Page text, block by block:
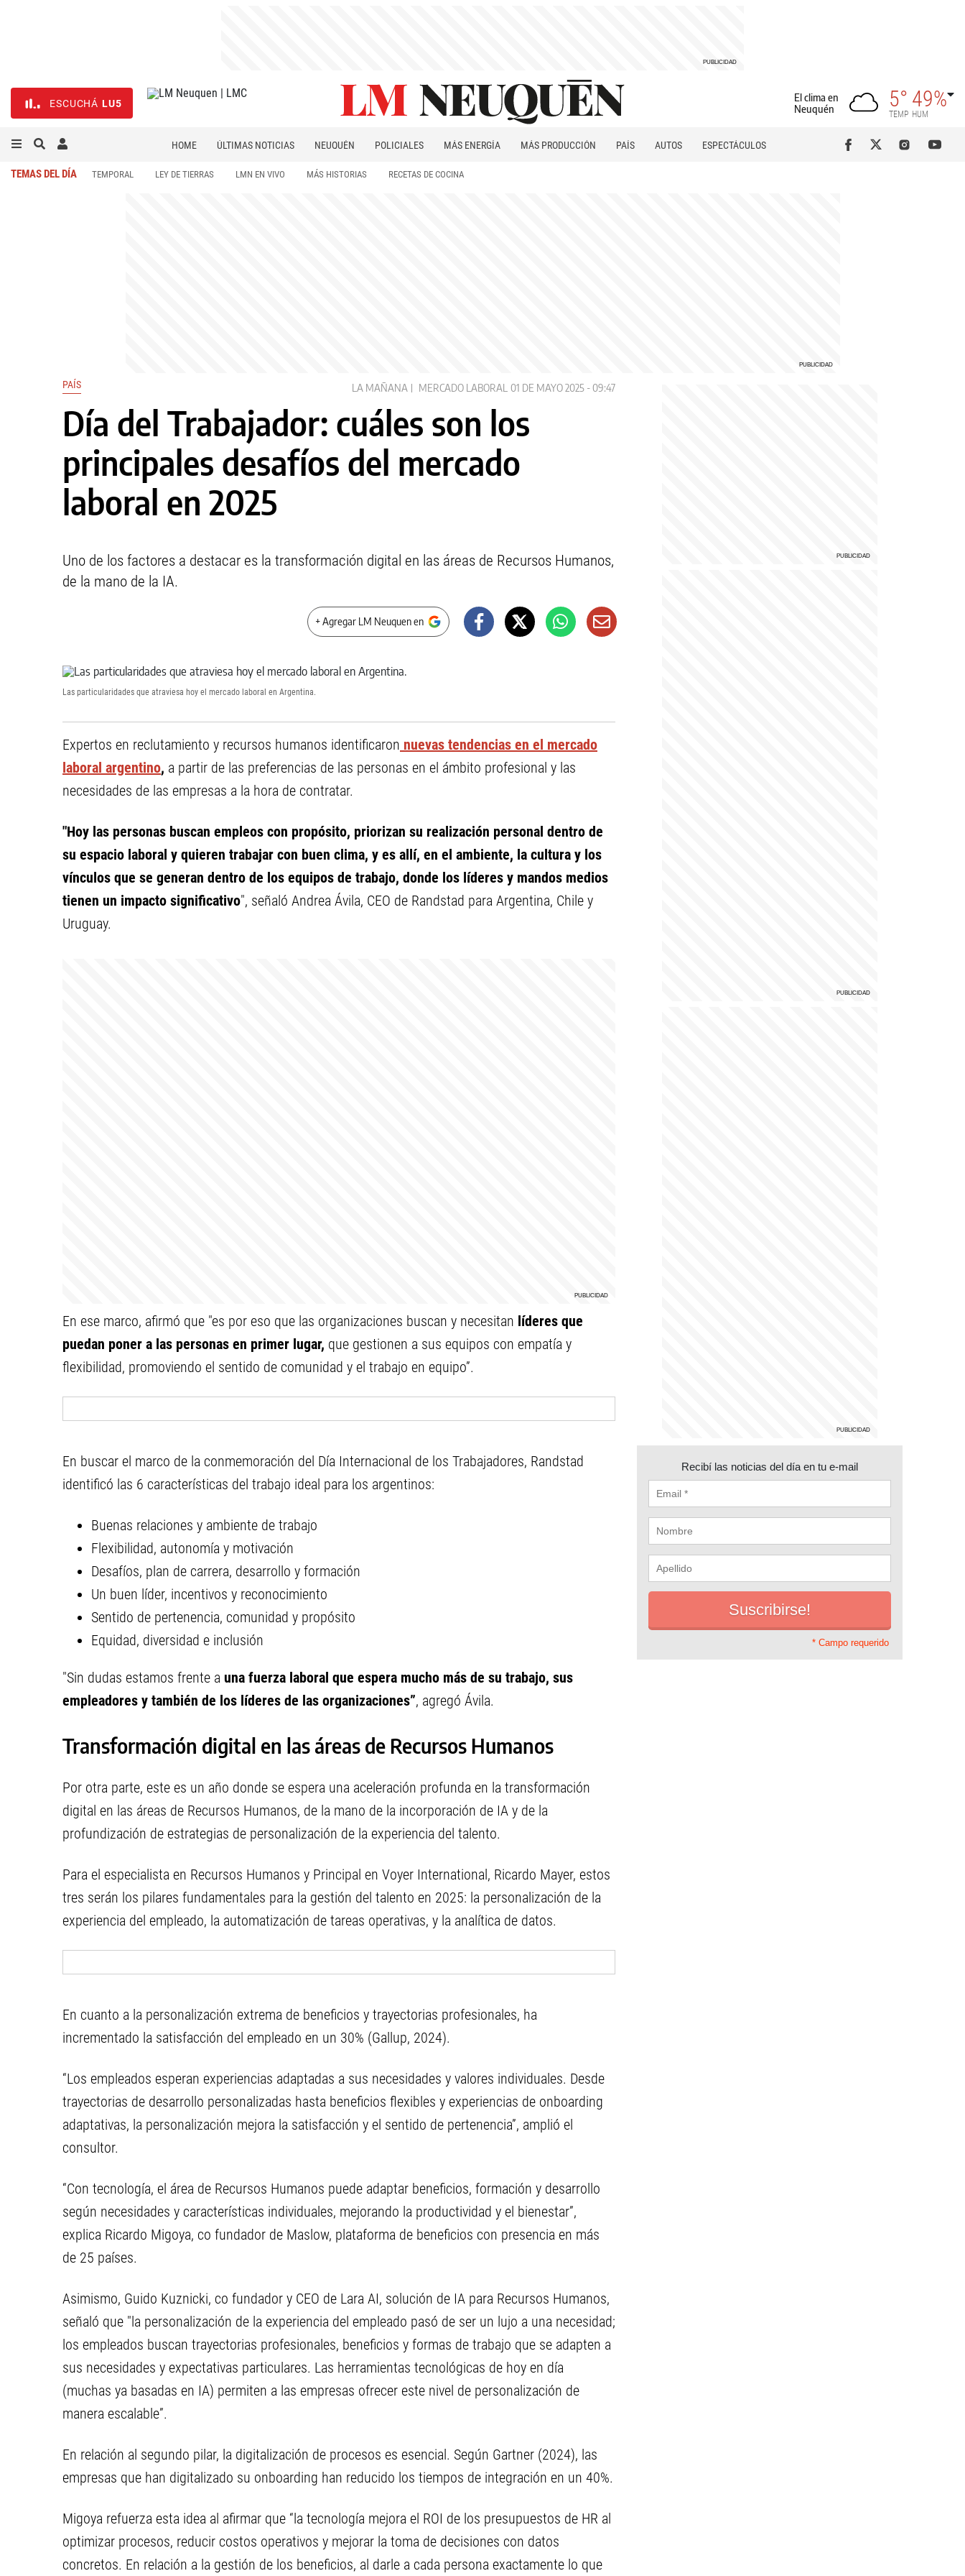
ESCUCHÁ LU5
El clima en
Neuquén
5°
TEMP
49%
HUM
HOME ÚLTIMAS NOTICIAS NEUQUÉN POLICIALES MÁS ENERGÍA MÁS PRODUCCIÓN PAÍS AUTOS
ESPECTÁCULOS
TEMAS DEL DÍA TEMPORAL LEY DE TIERRAS LMN EN VIVO MÁS HISTORIAS RECETAS DE COCINA
PAÍS LA MAÑANA MERCADO LABORAL 01 DE MAYO 2025 - 09:47
Día del Trabajador: cuáles son los
principales desafíos del mercado
laboral en 2025
Uno de los factores a destacar es la transformación digital en las áreas de Recursos Humanos,
de la mano de la IA.
+ Agregar LM Neuquen en
Las particularidades que atraviesa hoy el mercado laboral en Argentina.
Expertos en reclutamiento y recursos humanos identificaron nuevas tendencias en el mercado
laboral argentino, a partir de las preferencias de las personas en el ámbito profesional y las
necesidades de las empresas a la hora de contratar.
"Hoy las personas buscan empleos con propósito, priorizan su realización personal dentro de
su espacio laboral y quieren trabajar con buen clima, y es allí, en el ambiente, la cultura y los
vínculos que se generan dentro de los equipos de trabajo, donde los líderes y mandos medios
tienen un impacto significativo", señaló Andrea Ávila, CEO de Randstad para Argentina, Chile y
Uruguay.
En ese marco, afirmó que "es por eso que las organizaciones buscan y necesitan líderes que
puedan poner a las personas en primer lugar, que gestionen a sus equipos con empatía y
flexibilidad, promoviendo el sentido de comunidad y el trabajo en equipo”.
En buscar el marco de la conmemoración del Día Internacional de los Trabajadores, Randstad
identificó las 6 características del trabajo ideal para los argentinos:
Buenas relaciones y ambiente de trabajo
Flexibilidad, autonomía y motivación
Desafíos, plan de carrera, desarrollo y formación
Un buen líder, incentivos y reconocimiento
Sentido de pertenencia, comunidad y propósito
Equidad, diversidad e inclusión
"Sin dudas estamos frente a una fuerza laboral que espera mucho más de su trabajo, sus
empleadores y también de los líderes de las organizaciones”, agregó Ávila.
Transformación digital en las áreas de Recursos Humanos
Por otra parte, este es un año donde se espera una aceleración profunda en la transformación
digital en las áreas de Recursos Humanos, de la mano de la incorporación de IA y de la
profundización de estrategias de personalización de la experiencia del talento.
Para el especialista en Recursos Humanos y Principal en Voyer International, Ricardo Mayer, estos
tres serán los pilares fundamentales para la gestión del talento en 2025: la personalización de la
experiencia del empleado, la automatización de tareas operativas, y la analítica de datos.
En cuanto a la personalización extrema de beneficios y trayectorias profesionales, ha
incrementado la satisfacción del empleado en un 30% (Gallup, 2024).
“Los empleados esperan experiencias adaptadas a sus necesidades y valores individuales. Desde
trayectorias de desarrollo personalizadas hasta beneficios flexibles y experiencias de onboarding
adaptativas, la personalización mejora la satisfacción y el sentido de pertenencia”, amplió el
consultor.
“Con tecnología, el área de Recursos Humanos puede adaptar beneficios, formación y desarrollo
según necesidades y características individuales, mejorando la productividad y el bienestar”,
explica Ricardo Migoya, co fundador de Maslow, plataforma de beneficios con presencia en más
de 25 países.
Asimismo, Guido Kuznicki, co fundador y CEO de Lara AI, solución de IA para Recursos Humanos,
señaló que "la personalización de la experiencia del empleado pasó de ser un lujo a una necesidad;
los empleados buscan trayectorias profesionales, beneficios y formas de trabajo que se adapten a
sus necesidades y expectativas particulares. Las herramientas tecnológicas de hoy en día
(muchas ya basadas en IA) permiten a las empresas ofrecer este nivel de personalización de
manera escalable”.
En relación al segundo pilar, la digitalización de procesos es esencial. Según Gartner (2024), las
empresas que han digitalizado su onboarding han reducido los tiempos de integración en un 40%.
Migoya refuerza esta idea al afirmar que “la tecnología mejora el ROI de los presupuestos de HR al
optimizar procesos, reducir costos operativos y mejorar la toma de decisiones con datos
concretos. En relación a la gestión de los beneficios, al darle a cada persona exactamente lo que
Recibí las noticias del día en tu e-mail
* Campo requerido